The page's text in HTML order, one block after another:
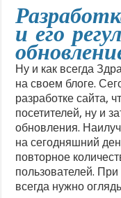
и его
Ну и как всегда
на своем блоге.
разработке сайта,
посетителей, ну и
обновления.
на сегодняшний
повторное
пользователей.
всегда нужно